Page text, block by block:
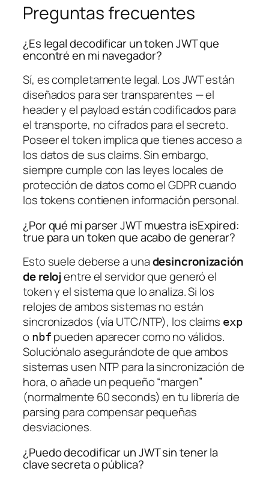
Preguntas frecuentes
¿Es legal decodificar un token JWT que
encontré en mi navegador?
Sí, es completamente legal. Los JWT están
diseñados para ser transparentes — el
header y el payload están codificados para
el transporte, no cifrados para el secreto.
Poseer el token implica que tienes acceso a
los datos de sus claims. Sin embargo,
siempre cumple con las leyes locales de
protección de datos como el GDPR cuando
los tokens contienen información personal.
¿Por qué mi parser JWT muestra isExpired:
true para un token que acabo de generar?
Esto suele deberse a unadesincronización
de relojentre el servidor que generó el
token y el sistema que lo analiza. Si los
relojes de ambos sistemas no están
sincronizados (vía UTC/NTP), los claims exp
o nbf pueden aparecer como no válidos.
Soluciónalo asegurándote de que ambos
sistemas usen NTP para la sincronización de
hora, o añade un pequeño “margen”
(normalmente 60 seconds) en tu librería de
parsing para compensar pequeñas
desviaciones.
¿Puedo decodificar un JWT sin tener la
clave secreta o pública?